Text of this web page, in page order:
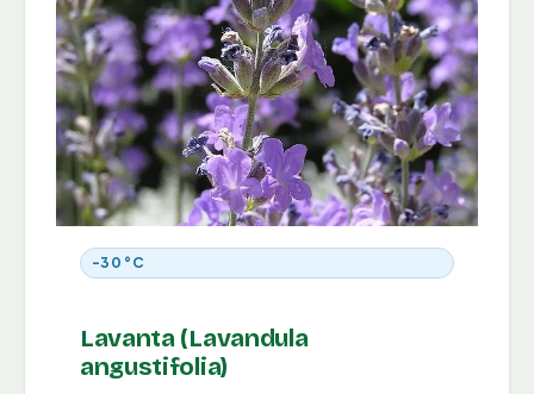
-30 °C
Lavanta (Lavandula
angustifolia)